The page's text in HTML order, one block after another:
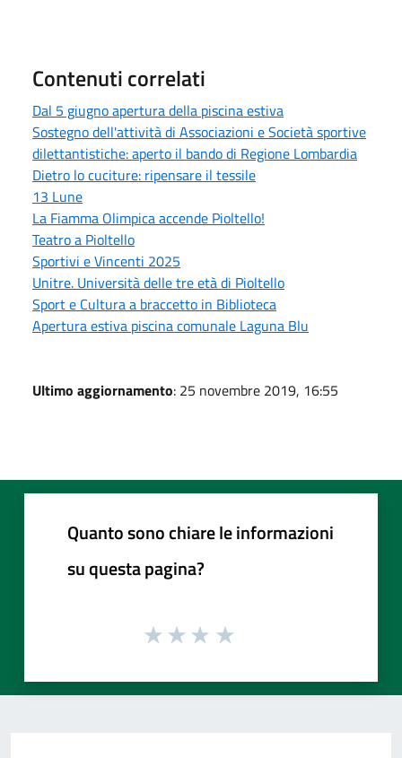
Contenuti correlati
Dal 5 giugno apertura della piscina estiva
Sostegno dell'attività di Associazioni e Società sportive
dilettantistiche: aperto il bando di Regione Lombardia
Dietro lo cuciture: ripensare il tessile
13 Lune
La Fiamma Olimpica accende Pioltello!
Teatro a Pioltello
Sportivi e Vincenti 2025
Unitre. Università delle tre età di Pioltello
Sport e Cultura a braccetto in Biblioteca
Apertura estiva piscina comunale Laguna Blu
Ultimo aggiornamento: 25 novembre 2019, 16:55
Quanto sono chiare le informazioni
su questa pagina?